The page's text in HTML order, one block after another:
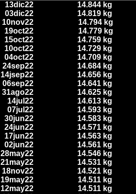
13dic22
14.844 kg
03dic22
14.819 kg
10nov22
14.794 kg
19oct22
14.779 kg
15oct22
14.759 kg
10oct22
14.729 kg
04oct22
14.709 kg
24sep22
14.684 kg
14jsep22
14.656 kg
06sep22
14.641 kg
31ago22
14.625 kg
14jul22
14.613 kg
07jul22
14.593 kg
30jun22
14.583 kg
24jun22
14.571 kg
17jun22
14.563 kg
02jun22
14.561 kg
28may22
14.546 kg
21may22
14.531 kg
18nov22
14.521 kg
19may22
14.511 kg
12may22
14.511 kg